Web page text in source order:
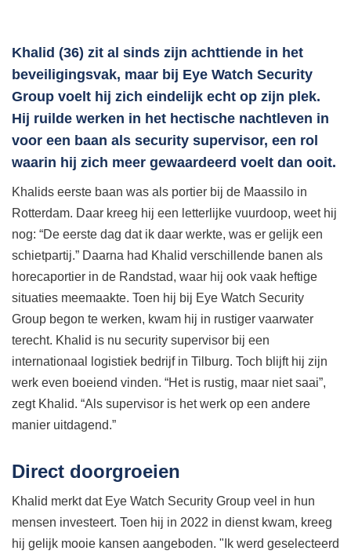
Khalid (36) zit al sinds zijn achttiende in het
beveiligingsvak, maar bij Eye Watch Security
Group voelt hij zich eindelijk echt op zijn plek.
Hij ruilde werken in het hectische nachtleven in
voor een baan als security supervisor, een rol
waarin hij zich meer gewaardeerd voelt dan ooit.
Khalids eerste baan was als portier bij de Maassilo in
Rotterdam. Daar kreeg hij een letterlijke vuurdoop, weet hij
nog: “De eerste dag dat ik daar werkte, was er gelijk een
schietpartij.” Daarna had Khalid verschillende banen als
horecaportier in de Randstad, waar hij ook vaak heftige
situaties meemaakte. Toen hij bij Eye Watch Security
Group begon te werken, kwam hij in rustiger vaarwater
terecht. Khalid is nu security supervisor bij een
internationaal logistiek bedrijf in Tilburg. Toch blijft hij zijn
werk even boeiend vinden. “Het is rustig, maar niet saai”,
zegt Khalid. “Als supervisor is het werk op een andere
manier uitdagend.”
Direct doorgroeien
Khalid merkt dat Eye Watch Security Group veel in hun
mensen investeert. Toen hij in 2022 in dienst kwam, kreeg
hij gelijk mooie kansen aangeboden. "Ik werd geselecteerd